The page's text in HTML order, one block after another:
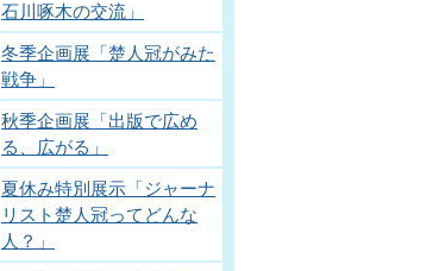
石川啄木の交流」
冬季企画展「楚人冠がみた
戦争」
秋季企画展「出版で広め
る、広がる」
夏休み特別展示「ジャーナ
リスト楚人冠ってどんな
人？」